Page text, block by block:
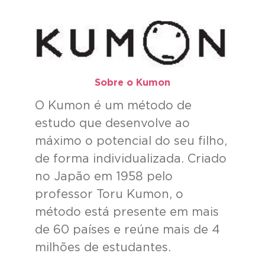
Sobre o Kumon​
O Kumon é um método de
estudo que desenvolve ao
máximo o potencial do seu filho,
de forma individualizada. Criado
no Japão em 1958 pelo
professor Toru Kumon, o
método está presente em mais
de 60 países e reúne mais de 4
milhões de estudantes.